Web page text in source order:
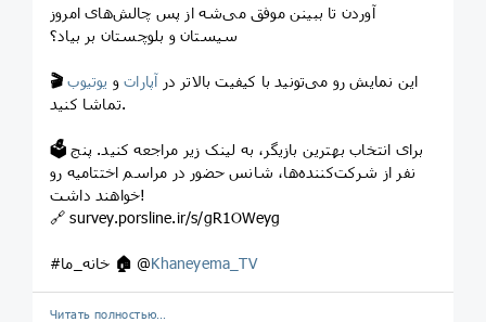
آوردن تا ببینن موفق می‌شه از پس چالش‌های امروز
سیستان و بلوچستان بر بیاد؟
🎬 این نمایش رو می‌تونید با کیفیت بالاتر درآپاراتو یوتیوب
تماشا کنید.
🗳 برای انتخاب بهترین بازیگر، به لینک زیر مراجعه کنید. پنج
نفر از شرکت‌کننده‌ها، شانس حضور در مراسم اختتامیه رو
خواهند داشت!
🔗 survey.porsline.ir/s/gR1OWeyg
🏠 @Khaneyema_TV
Читать полностью…